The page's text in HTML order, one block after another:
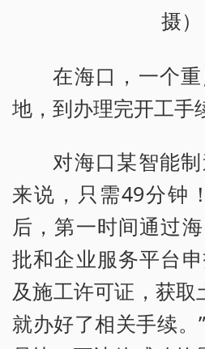
摄）
在海口，一个
地，到办理完开工手
对海口某智能
来说，只需49分钟
后，第一时间通过
批和企业服务平台
及施工许可证，获
就办好了相关手续。